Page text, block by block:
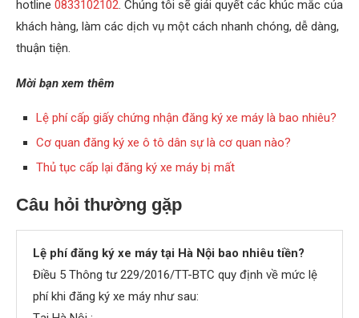
hotline 0833102102. Chúng tôi sẽ giải quyết các khúc mắc của
khách hàng, làm các dịch vụ một cách nhanh chóng, dễ dàng,
thuận tiện.
Mời bạn xem thêm
Lệ phí cấp giấy chứng nhận đăng ký xe máy là bao nhiêu?
Cơ quan đăng ký xe ô tô dân sự là cơ quan nào?
Thủ tục cấp lại đăng ký xe máy bị mất
Câu hỏi thường gặp
Lệ phí đăng ký xe máy tại Hà Nội bao nhiêu tiền?
Điều 5 Thông tư 229/2016/TT-BTC quy định về mức lệ
phí khi đăng ký xe máy như sau: